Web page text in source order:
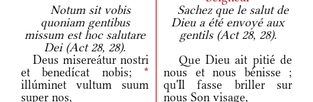
Notum sit vobis
quoniam gentibus
missum est hoc salutare
Dei (Act 28, 28).
Sachez que le salut de
Dieu a été envoyé aux
gentils (Act 28, 28).
Deus misereátur nostri
et benedícat nobis; *
illúminet vultum suum
super nos,
Que Dieu ait pitié de
nous et nous bénisse ;
qu'Il fasse briller sur
nous Son visage,